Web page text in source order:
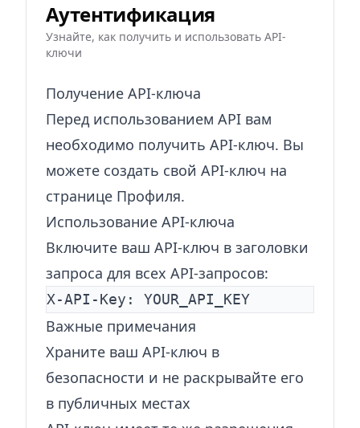
Аутентификация
Узнайте, как получить и использовать API-
ключи
Получение API-ключа
Перед использованием API вам
необходимо получить API-ключ. Вы
можете создать свой API-ключ на
странице Профиля.
Использование API-ключа
Включите ваш API-ключ в заголовки
запроса для всех API-запросов:
Важные примечания
Храните ваш API-ключ в
безопасности и не раскрывайте его
в публичных местах